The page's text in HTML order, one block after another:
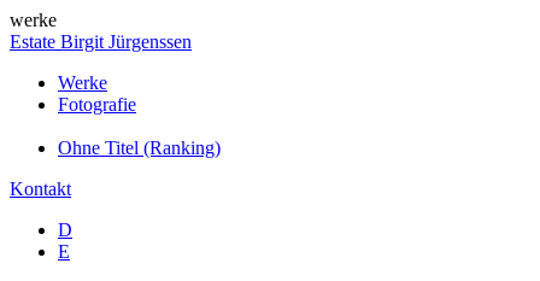
werke
Estate Birgit Jürgenssen
Werke
Fotografie
Ohne Titel (Ranking)
Kontakt
D
E